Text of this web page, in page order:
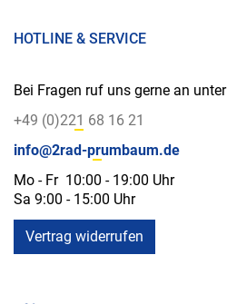
HOTLINE & SERVICE
Bei Fragen ruf uns gerne an unter
+49 (0)221 68 16 21
info@2rad-prumbaum.de
Mo - Fr 10:00 - 19:00 Uhr
Sa 9:00 - 15:00 Uhr
Vertrag widerrufen